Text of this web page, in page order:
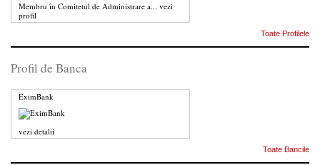
Membru în Comitetul de Administrare a... vezi
profil
Toate Profilele
Profil de Banca
EximBank
vezi detalii
Toate Bancile